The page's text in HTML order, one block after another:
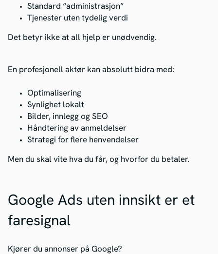
Standard “administrasjon”
Tjenester uten tydelig verdi
Det betyr ikke at all hjelp er unødvendig.
En profesjonell aktør kan absolutt bidra med:
Optimalisering
Synlighet lokalt
Bilder, innlegg og SEO
Håndtering av anmeldelser
Strategi for flere henvendelser
Men du skal vite hva du får, og hvorfor du betaler.
Google Ads uten innsikt er et
faresignal
Kjører du annonser på Google?